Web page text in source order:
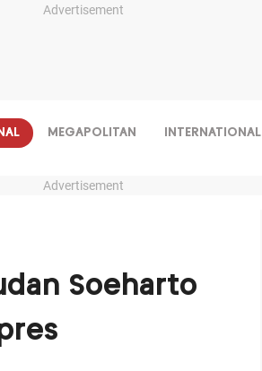
Advertisement
MEGAPOLITAN INTERNATIONAL
Advertisement
Soeharto